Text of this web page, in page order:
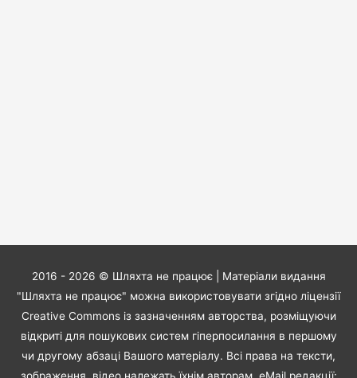
2016 - 2026 © Шляхта не працює| Матеріали видання
"Шляхта не працює" можна використовувати згідно ліцензії
Creative Commons із зазначенням авторства, розміщуючи
відкриті для пошукових систем гіперпосилання в першому
чи другому абзаці Вашого матеріалу. Всі права на тексти,